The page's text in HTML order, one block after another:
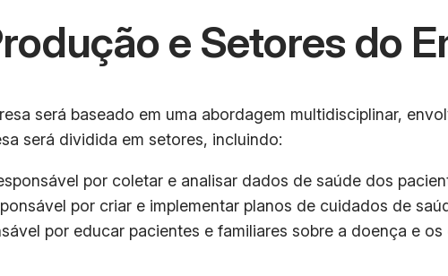
e Setores do
será baseado em uma abordagem multidisciplinar,
será dividida em setores, incluindo:
por coletar e analisar dados de saúde dos
por criar e implementar planos de cuidados de
por educar pacientes e familiares sobre a doença e